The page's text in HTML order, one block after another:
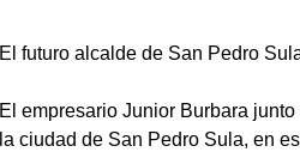
El futuro alcalde de San Pedro
El empresario Junior Burbara
la ciudad de San Pedro Sula, en